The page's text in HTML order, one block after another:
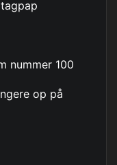
nummer 100
op på